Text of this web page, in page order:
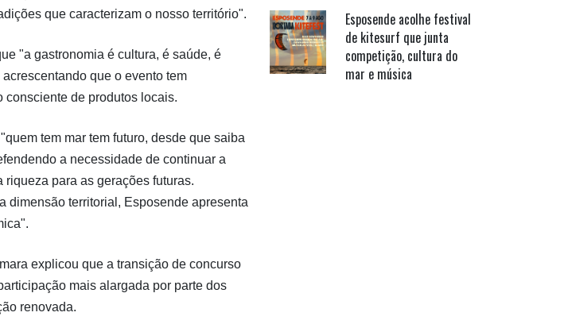
que caracterizam o nosso território".
"a gastronomia é cultura, é saúde, é
que o evento tem
consciente de produtos locais.
tem mar tem futuro, desde que saiba
a necessidade de continuar a
para as gerações futuras.
dimensão territorial, Esposende apresenta
explicou que a transição de concurso
mais alargada por parte dos
renovada.
Esposende acolhe festival
de kitesurf que junta
competição, cultura do
mar e música